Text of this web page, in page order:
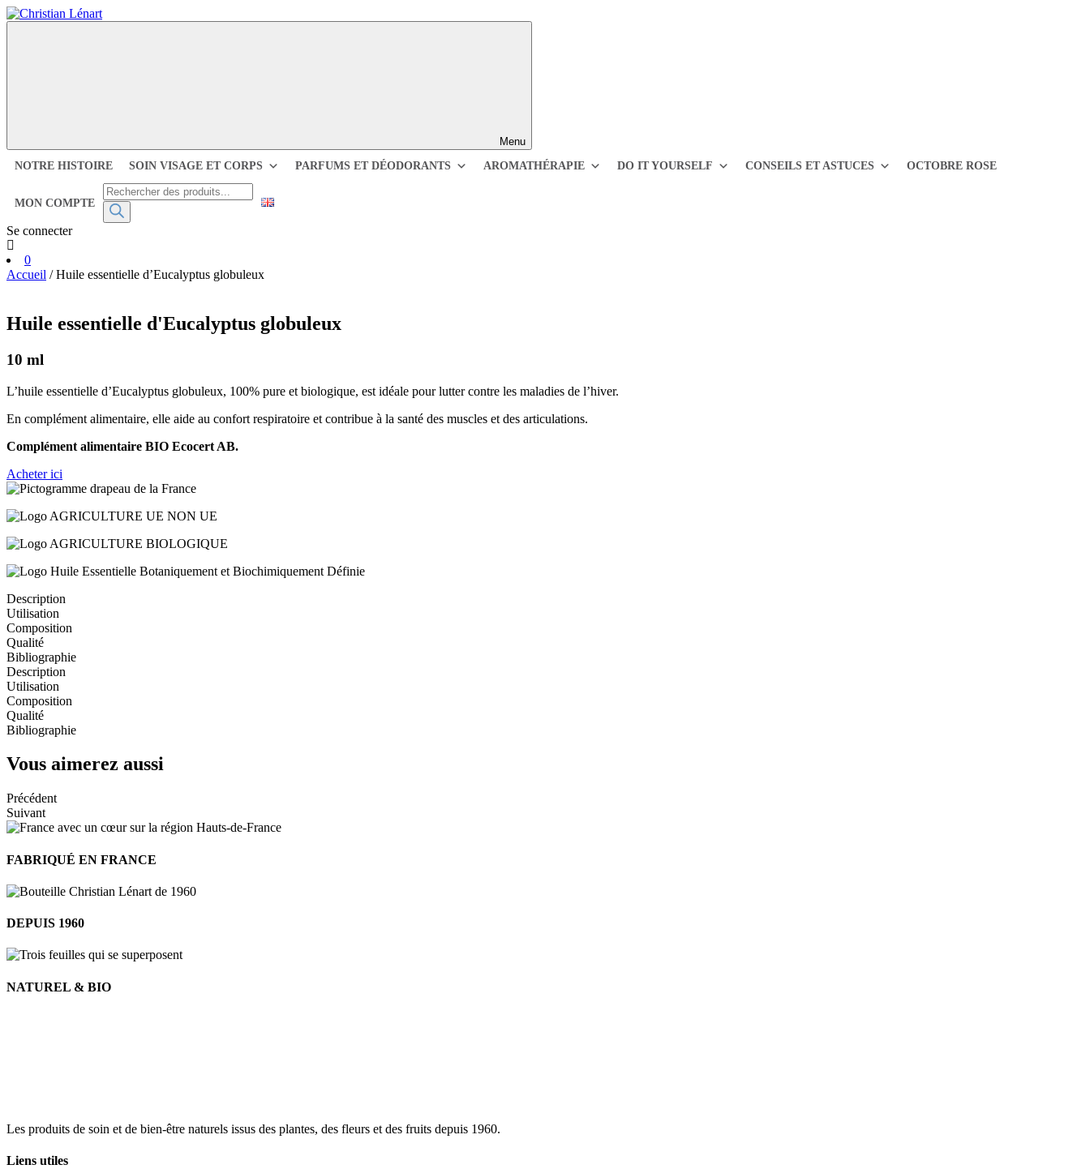
Skip
to
Menu
NOTRE HISTOIRE
SOIN VISAGE ET CORPS PARFUMS ET DÉODORANTS AROMATHÉRAPIE DO IT YOURSELF CONSEILS ET ASTUCES OCTOBRE ROSE
MON COMPTE
Recherche
de
Se connecter
0
Accueil / Huile essentielle d’Eucalyptus globuleux
Huile essentielle d'Eucalyptus globuleux
10 ml
L’huile essentielle d’Eucalyptus globuleux, 100% pure et biologique, est idéale pour lutter contre les maladies de l’hiver.
En complément alimentaire, elle aide au confort respiratoire et contribue à la santé des muscles et des articulations.
Complément alimentaire BIO Ecocert AB.
Acheter ici
Description
Utilisation
Composition
Qualité
Bibliographie
Description
Utilisation
Composition
Qualité
Bibliographie
Vous aimerez aussi
Précédent
Suivant
FABRIQUÉ EN FRANCE
DEPUIS 1960
NATUREL & BIO
Les produits de soin et de bien-être naturels issus des plantes, des fleurs et des fruits depuis 1960.
Liens utiles